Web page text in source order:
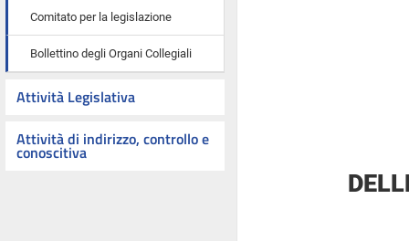
Comitato per la legislazione
Bollettino degli Organi Collegiali
Attività Legislativa
Attività di indirizzo, controllo e
conoscitiva